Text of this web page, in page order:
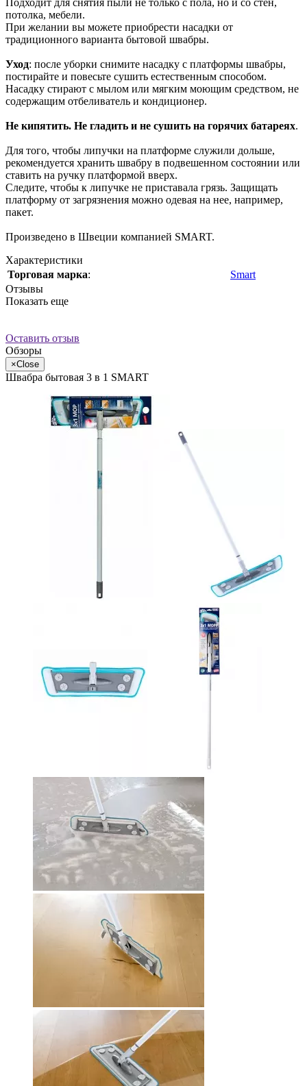
потолка, мебели.
При желании вы можете приобрести насадки от
традиционного варианта бытовой швабры.
Уход: после уборки снимите насадку с платформы швабры,
постирайте и повесьте сушить естественным способом.
Насадку стирают с мылом или мягким моющим средством, не
содержащим отбеливатель и кондиционер.
Не кипятить. Не гладить и не сушить на горячих батареях.
Для того, чтобы липучки на платформе служили дольше,
рекомендуется хранить швабру в подвешенном состоянии или
ставить на ручку платформой вверх.
Следите, чтобы к липучке не приставала грязь. Защищать
платформу от загрязнения можно одевая на нее, например,
пакет.
Произведено в Швеции компанией SMART.
Характеристики
Торговая марка:
Smart
Отзывы
Показать еще
Оставить отзыв
Обзоры
×Close
Швабра бытовая 3 в 1 SMART